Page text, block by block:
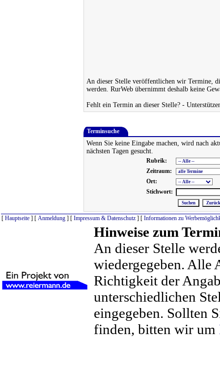
An dieser Stelle veröffentlichen wir Termine,
werden. RurWeb übernimmt deshalb keine
Fehlt ein Termin an dieser Stelle? -
Terminsuche
Wenn Sie keine Eingabe machen, wird nach
nächsten Tagen gesucht.
Rubrik:
Zeitraum:
Ort:
Stichwort:
[ Hauptseite ] [ Anmeldung ] [ Impressum & Datenschutz ] [ Informationen zu
Hinweise zum
An dieser Stelle
wiedergegeben. Alle
Richtigkeit der
unterschiedlichen
eingegeben. Sollten
finden, bitten wir um